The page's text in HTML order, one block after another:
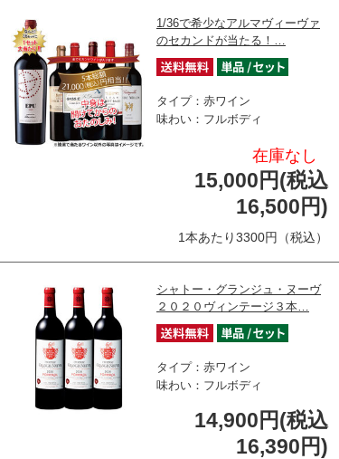
1/36で希少なアルマヴィーヴァ
のセカンドが当たる！…
タイプ：赤ワイン
味わい：フルボディ
在庫なし
15,000円(税込
16,500円)
1本あたり3300円（税込）
シャトー・グランジュ・ヌーヴ
２０２０ヴィンテージ３本…
タイプ：赤ワイン
味わい：フルボディ
14,900円(税込
16,390円)